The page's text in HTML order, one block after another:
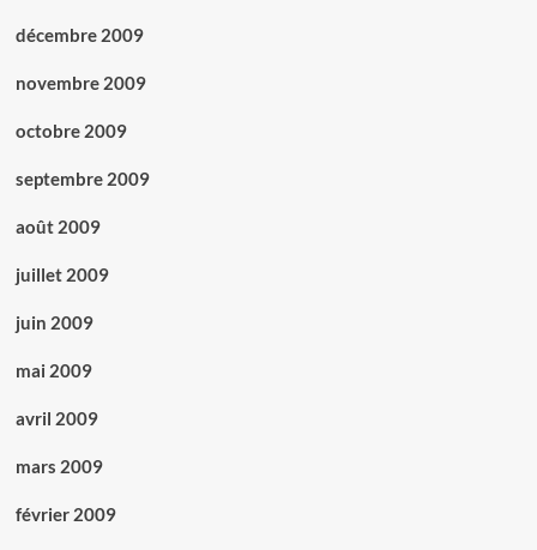
décembre 2009
novembre 2009
octobre 2009
septembre 2009
août 2009
juillet 2009
juin 2009
mai 2009
avril 2009
mars 2009
février 2009